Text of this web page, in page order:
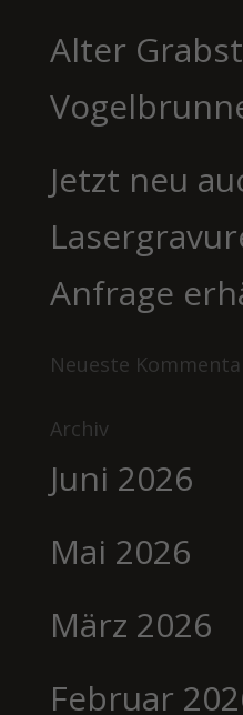
Alter
Jetzt neu
Anfrage
Neueste
Archiv
Juni 2026
Mai 2026
März 2026
Februar